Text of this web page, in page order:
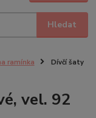
Hledat
ramínka
Dívčí šaty
vel. 92